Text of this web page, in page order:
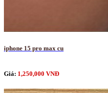
iphone 15 pro max cu
Giá: 1,250,000 VNĐ